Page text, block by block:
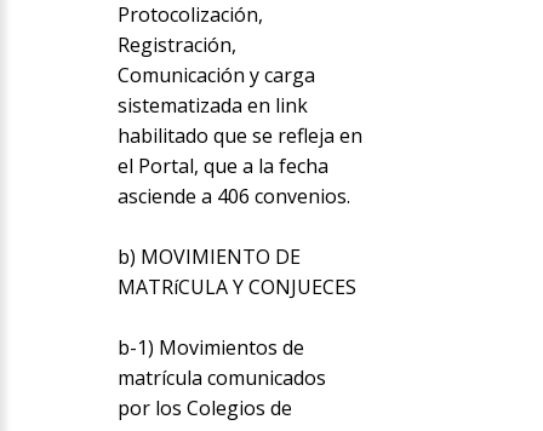
Protocolización,
Registración,
Comunicación y carga
sistematizada en link
habilitado que se refleja en
el Portal, que a la fecha
asciende a 406 convenios.
b) MOVIMIENTO DE
MATRíCULA Y CONJUECES
b-1) Movimientos de
matrícula comunicados
por los Colegios de